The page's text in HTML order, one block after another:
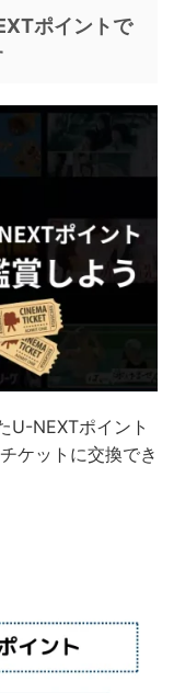
ポイントで
U-NEXTポイント
ケットに交換でき